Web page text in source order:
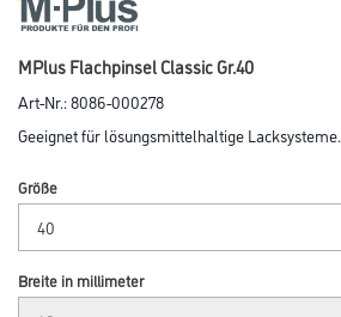
MPlus Flachpinsel Classic Gr.40
Art-Nr.:8086-000278
Geeignet für lösungsmittelhaltige Lacksysteme.
Größe
Breite in millimeter